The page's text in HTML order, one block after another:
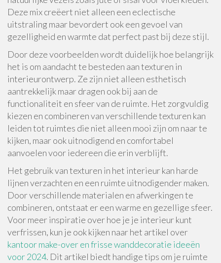
Deze mix creëert niet alleen een eclectische
uitstraling maar bevordert ook een gevoel van
gezelligheid en warmte dat perfect past bij deze stijl.
Door deze voorbeelden wordt duidelijk hoe belangrijk
het is om aandacht te besteden aan texturen in
interieurontwerp. Ze zijn niet alleen esthetisch
aantrekkelijk maar dragen ook bij aan de
functionaliteit en sfeer van de ruimte. Het zorgvuldig
kiezen en combineren van verschillende texturen kan
leiden tot ruimtes die niet alleen mooi zijn om naar te
kijken, maar ook uitnodigend en comfortabel
aanvoelen voor iedereen die erin verblijft.
Het gebruik van texturen in het interieur kan harde
lijnen verzachten en een ruimte uitnodigender maken.
Door verschillende materialen en afwerkingen te
combineren, ontstaat er een warme en gezellige sfeer.
Voor meer inspiratie over hoe je je interieur kunt
verfrissen, kun je ook kijken naar het artikel over
kantoor make-over en frisse wanddecoratie ideeën
voor 2024. Dit artikel biedt handige tips om je ruimte